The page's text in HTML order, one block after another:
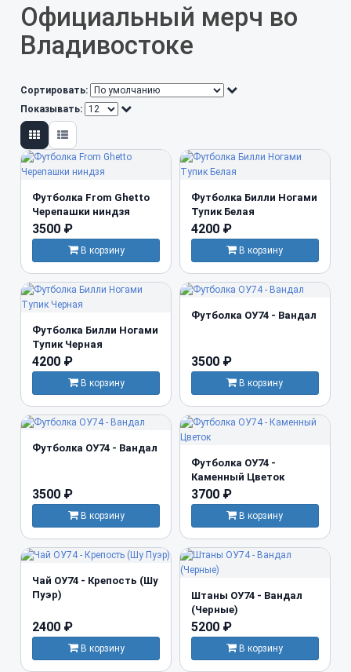
Официальный мерч во
Владивостоке
Сортировать:
Показывать:
Футболка From Ghetto
Черепашки ниндзя
3500 ₽
В корзину
Футболка Билли Ногами
Тупик Белая
4200 ₽
В корзину
Футболка Билли Ногами
Тупик Черная
4200 ₽
В корзину
Футболка ОУ74 - Вандал
3500 ₽
В корзину
Футболка ОУ74 - Вандал
3500 ₽
В корзину
Футболка ОУ74 -
Каменный Цветок
3700 ₽
В корзину
Чай ОУ74 - Крепость (Шу
Пуэр)
2400 ₽
В корзину
Штаны ОУ74 - Вандал
(Черные)
5200 ₽
В корзину